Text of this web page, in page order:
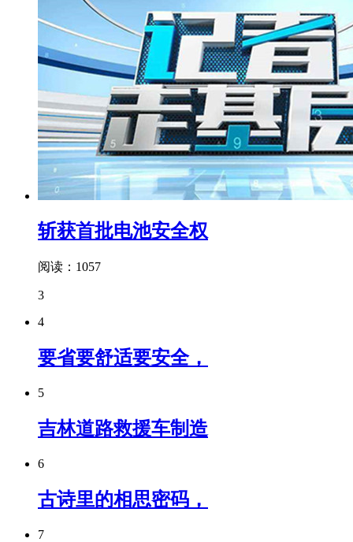
斩获首批电池安全权
阅读：1057
3
4
要省要舒适要安全，
5
吉林道路救援车制造
6
古诗里的相思密码，
7